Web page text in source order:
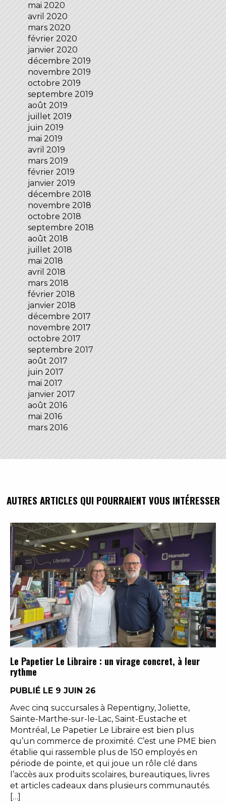
mai 2020
avril 2020
mars 2020
février 2020
janvier 2020
décembre 2019
novembre 2019
octobre 2019
septembre 2019
août 2019
juillet 2019
juin 2019
mai 2019
avril 2019
mars 2019
février 2019
janvier 2019
décembre 2018
novembre 2018
octobre 2018
septembre 2018
août 2018
juillet 2018
mai 2018
avril 2018
mars 2018
février 2018
janvier 2018
décembre 2017
novembre 2017
octobre 2017
septembre 2017
août 2017
juin 2017
mai 2017
janvier 2017
août 2016
mai 2016
mars 2016
AUTRES ARTICLES QUI POURRAIENT VOUS INTÉRESSER
Le Papetier Le Libraire : un virage concret, à leur
rythme
PUBLIÉ LE 9 JUIN 26
Avec cinq succursales à Repentigny, Joliette,
Sainte-Marthe-sur-le-Lac, Saint-Eustache et
Montréal, Le Papetier Le Libraire est bien plus
qu’un commerce de proximité. C’est une PME bien
établie qui rassemble plus de 150 employés en
période de pointe, et qui joue un rôle clé dans
l’accès aux produits scolaires, bureautiques, livres
et articles cadeaux dans plusieurs communautés.
[…]